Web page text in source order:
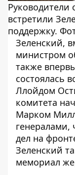
Руководители
встретили
поддержку.
Зеленский,
министром
также
состоялась
Ллойдом
комитета
Марком
генералами,
дел на
Зеленский
мемориал